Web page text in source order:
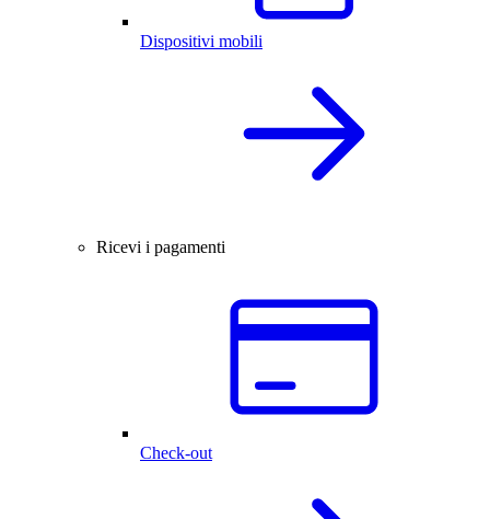
Dispositivi mobili
Ricevi i pagamenti
Check-out